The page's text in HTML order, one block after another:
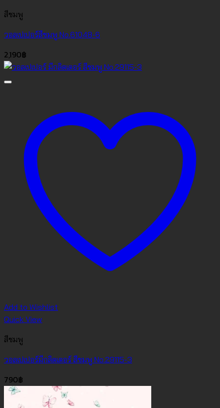
สีชมพู
วอลเปเปอร์สีชมพู No.61048-6
2,190฿
Add to Wishlist
Quick View
สีชมพู
วอลเปเปอร์มีกลิตเตอร์ สีชมพู No.29115-3
790฿